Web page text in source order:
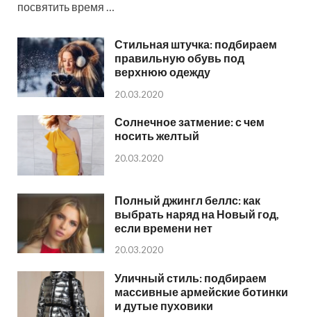
посвятить время …
Стильная штучка: подбираем
правильную обувь под
верхнюю одежду
20.03.2020
Солнечное затмение: с чем
носить желтый
20.03.2020
Полный джингл беллс: как
выбрать наряд на Новый год,
если времени нет
20.03.2020
Уличный стиль: подбираем
массивные армейские ботинки
и дутые пуховики